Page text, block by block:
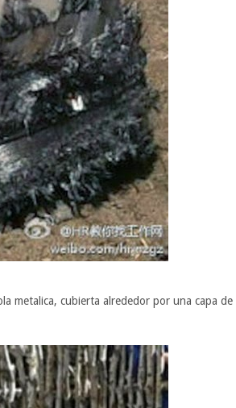
metalica, cubierta alrededor por una capa de